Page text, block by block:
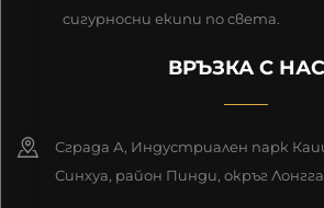
сигурносни екипи по света.
ВРЪЗКА С НАС
Сграда А, Индустриален парк
Синхуа, район Пинди, окръг